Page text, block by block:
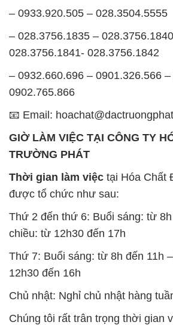
– 0933.920.505 – 028.3504.5555
– 028.3756.1835 –
028.3756.1841- 028.3756.1842
– 0932.660.696 – 0901.326.566
0902.765.866
📧 Email:
GIỜ LÀM VIỆC TẠI CÔNG TY
TRƯỜNG PHÁT
Thời gian làm việc tại Hóa Chất
được tổ chức như sau:
Thứ 2 đến thứ 6: Buổi sáng: từ
chiều: từ 12h30 đến 17h
Thứ 7: Buổi sáng: từ 8h đến 11h
12h30 đến 16h
Chủ nhật: Nghỉ chủ nhật hàng
Chúng tôi rất trân trọng thời gian